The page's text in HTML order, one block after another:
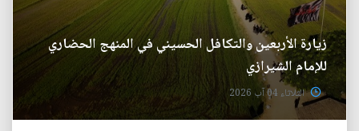
زيارة الأربعين والتكافل الحسيني في المنهج الحضاري
للإمام الشيرازي
الثلاثاء 04 آب 2026